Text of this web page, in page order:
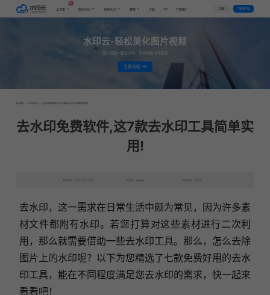
工具集 图片水印 视频水印 教程 下载 VIP 代理推广 登录 下载客户端
水印云-轻松美化图片视频
图片视频一键去水印，手机电脑均可使用
立即体验
首页 > 行业资讯 > 去水印免费软件,这7款去水印工具简单实用!
去水印免费软件,这7款去水印工具简单实
用!
发布日期：2024-12-05 10:00 发表者：qianqian 浏览次数：8742次
去水印，这一需求在日常生活中颇为常见，因为许多素
材文件都附有水印。若您打算对这些素材进行二次利
用，那么就需要借助一些去水印工具。那么，怎么去除
图片上的水印呢？以下为您精选了七款免费好用的去水
印工具，能在不同程度满足您去水印的需求，快一起来
看看吧！